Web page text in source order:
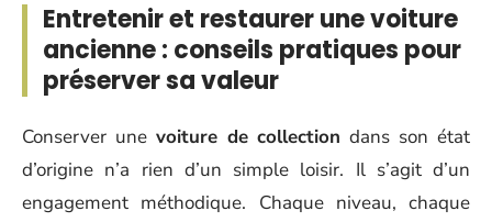
Entretenir et restaurer une voiture
ancienne : conseils pratiques pour
préserver sa valeur
Conserver une voiture de collection dans son état
d’origine n’a rien d’un simple loisir. Il s’agit d’un
engagement méthodique. Chaque niveau, chaque